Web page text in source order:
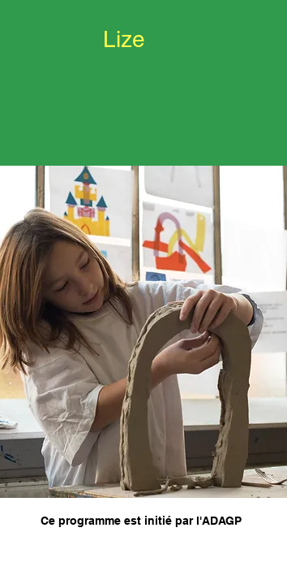
Lize
Ce programme est initié par l'ADAGP